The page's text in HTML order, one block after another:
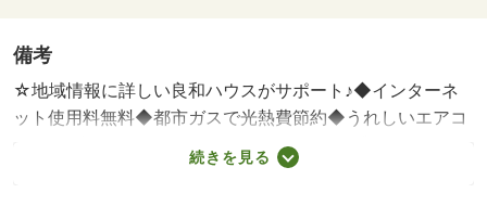
備考
☆地域情報に詳しい良和ハウスがサポート♪◆インターネ
ット使用料無料◆都市ガスで光熱費節約◆うれしいエアコ
ン付き♪◆モニター付きインターホンで・賃貸保証等：加
入要（要確認）・◆インターネット使用料無料◆都市ガス
続きを見る